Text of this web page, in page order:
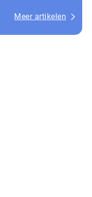
Meer artikelen